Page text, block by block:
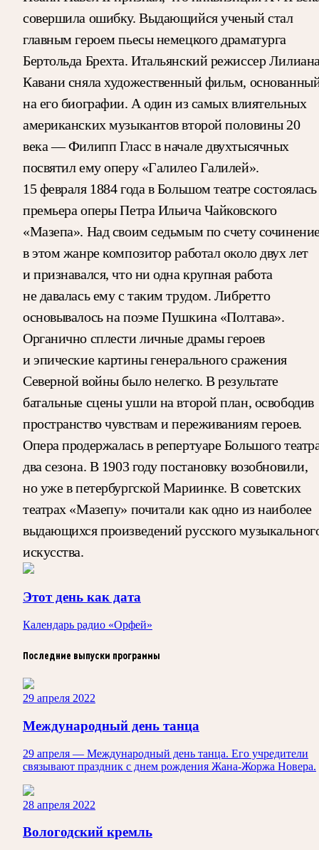
совершила ошибку. Выдающийся ученый стал
главным героем пьесы немецкого драматурга
Бертольда Брехта. Итальянский режиссер
Кавани сняла художественный фильм,
на его биографии. А один из самых влиятельных
американских музыкантов второй половины 20
века — Филипп Гласс в начале двухтысячных
посвятил ему оперу «Галилео Галилей».
15 февраля 1884 года в Большом театре состоялась
премьера оперы Петра Ильича Чайковского
«Мазепа». Над своим седьмым по счету
в этом жанре композитор работал около двух лет
и признавался, что ни одна крупная работа
не давалась ему с таким трудом. Либретто
основывалось на поэме Пушкина «Полтава».
Органично сплести личные драмы героев
и эпические картины генерального сражения
Северной войны было нелегко. В результате
батальные сцены ушли на второй план, освободив
пространство чувствам и переживаниям героев.
Опера продержалась в репертуаре Большого
два сезона. В 1903 году постановку возобновили,
но уже в петербургской Мариинке. В советских
театрах «Мазепу» почитали как одно из наиболее
выдающихся произведений русского
искусства.
Этот день как дата
Календарь радио «Орфей»
Последние выпуски программы
29 апреля 2022
Международный день танца
29 апреля — Международный день танца. Его учредители
связывают праздник с днем рождения Жана-Жоржа Новера.
28 апреля 2022
Вологодский кремль